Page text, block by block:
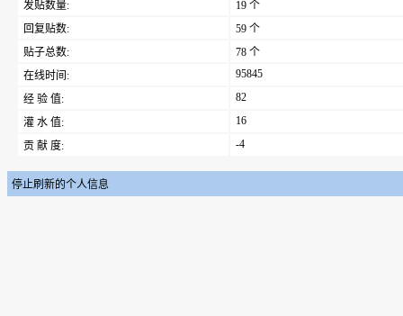
发贴数量:
19 个
回复贴数:
59 个
贴子总数:
78 个
在线时间:
95845
经 验 值:
82
灌 水 值:
16
贡 献 度:
-4
停止刷新的个人信息